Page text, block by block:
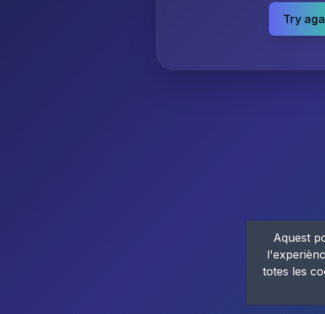
Try
Aquest
totes les